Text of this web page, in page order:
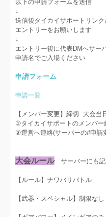
以下の申請フォームを送信
↓
送信後タイカイサポートリン
エントリーをお願いします
↓
エントリー後に代表DMへサー
申請名でご入場ください
申請フォーム
申請一覧
【メンバー変更】締切 大会当
①タイカイサポートのメンバー
②運営へ連絡(サーバーの#申請
大会ルールサーバーにも記
【ルール】ナワバリバトル
【武器・スペシャル】制限なし